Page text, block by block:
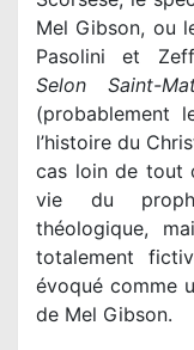
Mel Gibson, ou
Pasolini et
Selon Saint-
(probablement
l’histoire du
cas loin de tout
vie du
théologique,
totalement
évoqué comme
de Mel Gibson.